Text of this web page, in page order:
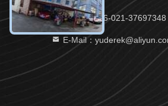
Telefon：86-021-37697348
E-Mail：